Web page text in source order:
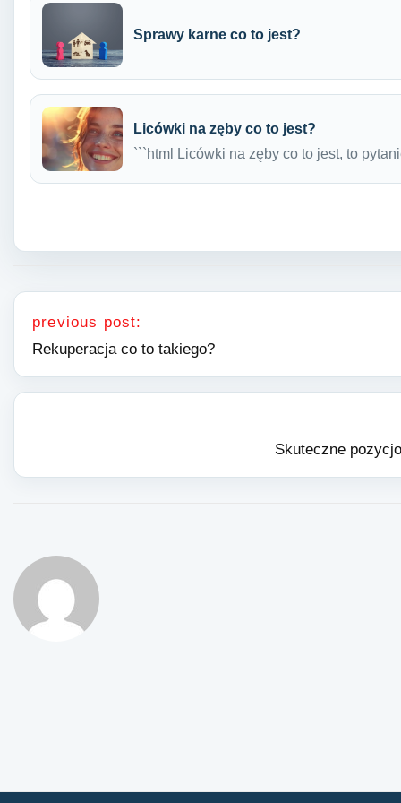
Sprawy karne co to jest?
Licówki na zęby co to jest?
```html Licówki na zęby co to jest, to
Nawigacja wpisu
previous post:
Rekuperacja co to takiego?
Skuteczne